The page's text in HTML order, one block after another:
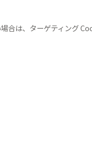
合は、ターゲティング